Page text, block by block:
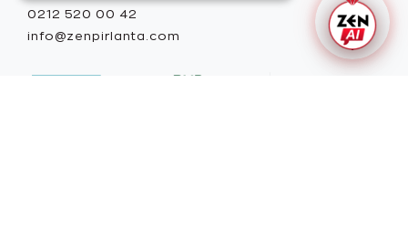
0212 520 00 42
info@zenpirlanta.com